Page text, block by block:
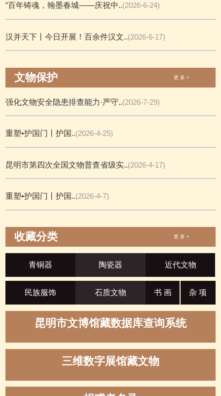
“百年铸魂，翰墨春城——庆祝中..(2026-6-24)
汉并天下丨今日开展！百余件汉文..(2026-6-17)
文物保护 更 多 +
强化文物安全隐患排查能力·严守..(2026-7-29)
重塑•护国门丨护国..(2026-4-25)
昆明市第四次全国文物普查省级实..(2026-4-17)
重塑•护国门丨护国..(2026-4-7)
收藏分类 更 多 +
青铜器 陶瓷器 近代文物
民族服饰 石质文物 书 画 杂 项
昆明市文博馆藏数据库查询系统
三维数字展馆藏文物